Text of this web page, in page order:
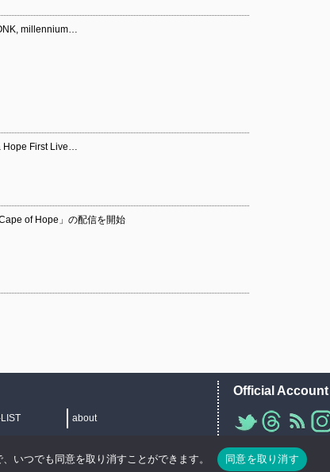
millennium…
Hope First Live…
of Hope」の配信を開始
LIST about
Official Account
">
© 2014 copyrights.indiegrab.jp All Rights Reserved.
いつでも同意を取り消すことができます。 同意を取り消す